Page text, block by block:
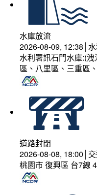
水庫放流
2026-08-09, 12:38│
水利署訊石門水庫:(
區、八里區、三重區
道路封閉
2026-08-08, 18:00│
桃園市 復興區 台7線